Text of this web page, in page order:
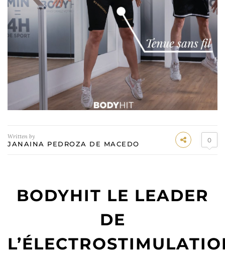
Written by
JANAINA PEDROZA DE MACEDO 0
BODYHIT LE LEADER
DE